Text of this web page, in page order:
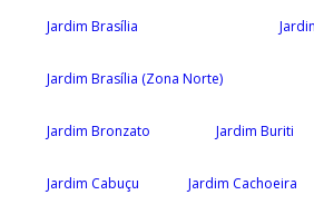
Jardim Brasília
Jardim Brasília (Zona Norte)
Jardim Bronzato Jardim Buriti
Jardim Cabuçu Jardim Cachoeira